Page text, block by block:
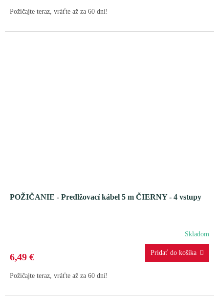
Požičajte teraz, vráťte až za 60 dní!
POŽIČANIE - Predlžovací kábel 5 m ČIERNY - 4 vstupy
Skladom
6,49 €
Požičajte teraz, vráťte až za 60 dní!